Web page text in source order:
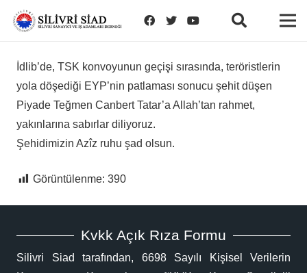
İdlib’de, TSK konvoyunun geçişi sırasında, teröristlerin
yola döşediği EYP’nin patlaması sonucu şehit düşen
Piyade Teğmen Canbert Tatar’a Allah’tan rahmet,
yakınlarına sabırlar diliyoruz.
Şehidimizin Azîz ruhu şad olsun.
Görüntülenme: 390
Kvkk Açık Rıza Formu
Silivri Siad tarafından, 6698 Sayılı Kişisel Verilerin